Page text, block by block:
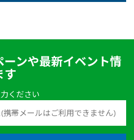
ーンや最新イベント情
す
ください